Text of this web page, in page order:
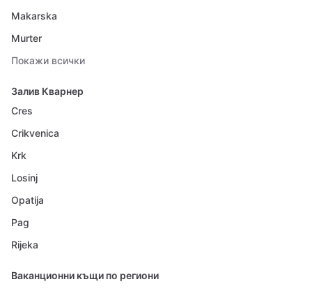
Makarska
Murter
Покажи всички
Залив Кварнер
Cres
Crikvenica
Krk
Losinj
Opatija
Pag
Rijeka
Ваканционни къщи по региони